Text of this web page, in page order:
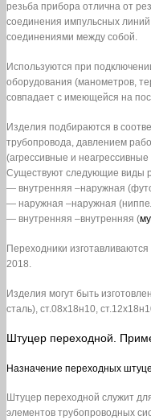
резьба прибора отлична от
соединения импульсных
соединениями между собой.
Используются при
оборудования (манометров,
совпадает с имеющейся на
Изделия подбираются в
трубопровода, давлением
(агрессивные и
Существуют следующие виды
— внутренняя –наружная
— наружная –наружная
— внутренняя –внутренняя (
Переходники
2018.
Изделия могут быть
сталь), ст.08х18н10,
Штуцер переходной.
Назначение переходных
Штуцер переходной служит
элементов трубопроводных